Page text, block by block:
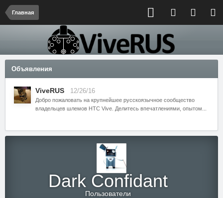
Главная
Объявления
ViveRUS 12/26/16
Добро пожаловать на крупнейшее русскоязычное сообщество
владельцев шлемов HTC Vive. Делитесь впечатлениями, опытом...
Dark Confidant
Пользователи